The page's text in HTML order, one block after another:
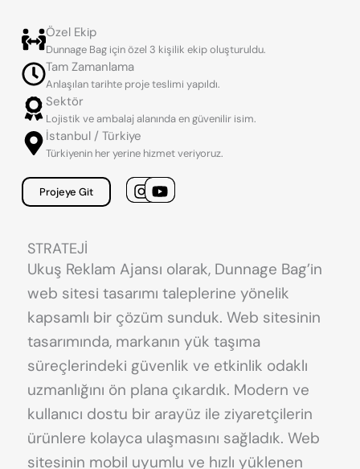
Özel Ekip
Dunnage Bag için özel 3 kişilik ekip oluşturuldu.
Tam Zamanlama
Anlaşılan tarihte proje teslimi yapıldı.
Sektör
Lojistik ve ambalaj alanında en güvenilir isim.
İstanbul / Türkiye
Türkiyenin her yerine hizmet veriyoruz.
Projeye Git
STRATEJİ
Ukuş Reklam Ajansı olarak, Dunnage Bag’in
web sitesi tasarımı taleplerine yönelik
kapsamlı bir çözüm sunduk. Web sitesinin
tasarımında, markanın yük taşıma
süreçlerindeki güvenlik ve etkinlik odaklı
uzmanlığını ön plana çıkardık. Modern ve
kullanıcı dostu bir arayüz ile ziyaretçilerin
ürünlere kolayca ulaşmasını sağladık. Web
sitesinin mobil uyumlu ve hızlı yüklenen